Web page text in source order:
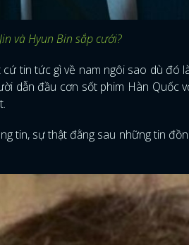
và Hyun Bin sắp cưới?
tin tức gì về nam ngôi sao dù đó
dẫn đầu cơn sốt phim Hàn Quốc
tin, sự thật đằng sau những tin